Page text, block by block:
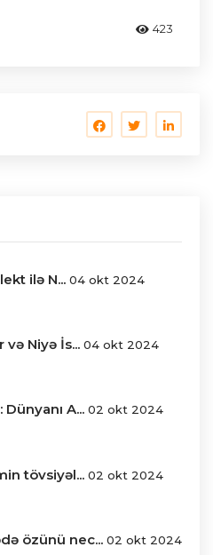
423
ilə N... 04 okt 2024
və Niyə İs... 04 okt 2024
A... 02 okt 2024
tövsiyəl... 02 okt 2024
özünü nec... 02 okt 2024